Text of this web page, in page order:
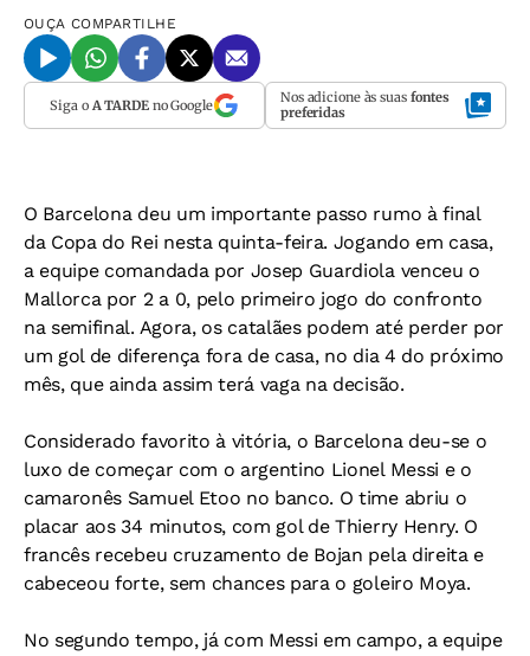
OUÇA COMPARTILHE
Siga o A TARDEno Google Nos adicione às suas fontes
preferidas
O Barcelona deu um importante passo rumo à final
da Copa do Rei nesta quinta-feira. Jogando em casa,
a equipe comandada por Josep Guardiola venceu o
Mallorca por 2 a 0, pelo primeiro jogo do confronto
na semifinal. Agora, os catalães podem até perder por
um gol de diferença fora de casa, no dia 4 do próximo
mês, que ainda assim terá vaga na decisão.
Considerado favorito à vitória, o Barcelona deu-se o
luxo de começar com o argentino Lionel Messi e o
camaronês Samuel Etoo no banco. O time abriu o
placar aos 34 minutos, com gol de Thierry Henry. O
francês recebeu cruzamento de Bojan pela direita e
cabeceou forte, sem chances para o goleiro Moya.
No segundo tempo, já com Messi em campo, a equipe